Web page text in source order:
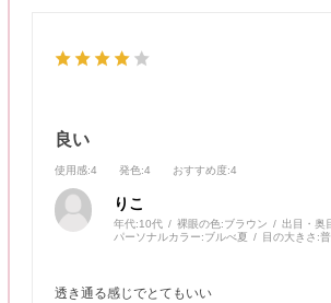
良い
使用感:4 発色:4 おすすめ度:4
りこ
年代:10代 裸眼の色:ブラウン 出目・奥
パーソナルカラー:ブルべ夏 目の大きさ:
透き通る感じでとてもいい